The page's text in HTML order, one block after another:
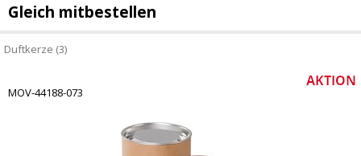
Gleich mitbestellen
Duftkerze (3)
MOV-44188-073